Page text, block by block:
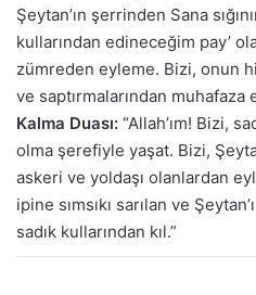
Şeytan’ın şerrinden Sana
kullarından edineceğim pay’
zümreden eyleme. Bizi, onun
ve saptırmalarından muhafaza
Kalma Duası: “Allah’ım! Bizi,
olma şerefiyle yaşat. Bizi,
askeri ve yoldaşı olanlardan
ipine sımsıkı sarılan ve
sadık kullarından kıl.”